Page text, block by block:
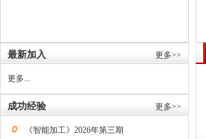
最新加入 更多>>
更多...
成功经验 更多>>
《智能加工》2026年第三期